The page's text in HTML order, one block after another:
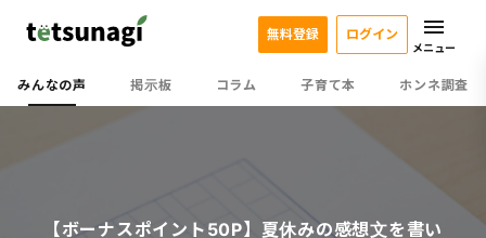
みんなの声 掲示板 コラム 子育て本 ホンネ調査
無料登録 ログイン
メニュー
【ボーナスポイント50P】夏休みの感想文を書い